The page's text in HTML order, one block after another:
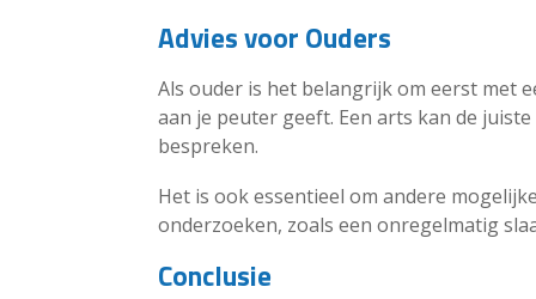
Advies voor Ouders
Als ouder is het belangrijk om eerst met
aan je peuter geeft. Een arts kan de
bespreken.
Het is ook essentieel om andere
onderzoeken, zoals een onregelmatig
Conclusie